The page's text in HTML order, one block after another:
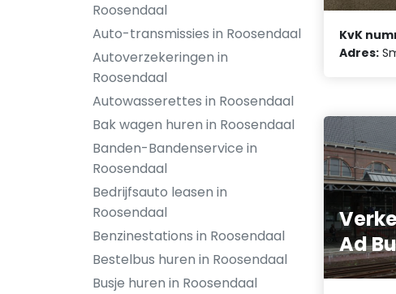
Roosendaal
Auto-transmissies in Roosendaal
Autoverzekeringen in
Roosendaal
Autowasserettes in Roosendaal
Bak wagen huren in Roosendaal
Banden-Bandenservice in
Roosendaal
Bedrijfsauto leasen in
Roosendaal
Benzinestations in Roosendaal
Bestelbus huren in Roosendaal
Busje huren in Roosendaal
KvK
Adres:
Ad